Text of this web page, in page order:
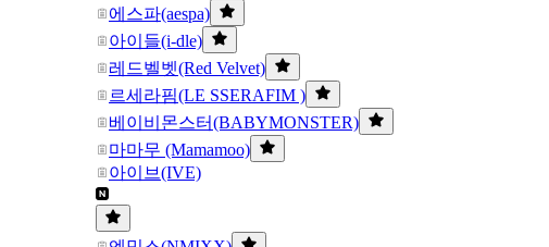
에스파(aespa)
아이들(i-dle)
레드벨벳(Red Velvet)
르세라핌(LE SSERAFIM )
베이비몬스터(BABYMONSTER)
마마무 (Mamamoo)
아이브(IVE)